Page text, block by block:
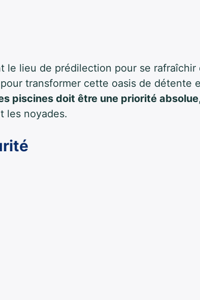
le lieu de prédilection pour se rafraîchir
transformer cette oasis de détente
piscines doit être une priorité absolue,
les noyades.